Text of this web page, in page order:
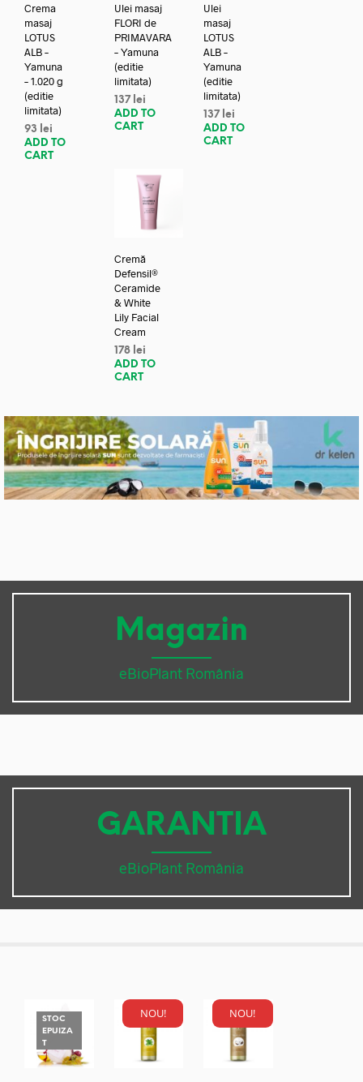
Crema
masaj
LOTUS
ALB –
Yamuna
– 1.020 g
(editie
limitata)
93
lei
ADD TO
CART
Ulei masaj
FLORI de
PRIMAVARA
– Yamuna
(editie
limitata)
137 lei
ADD TO
CART
Ulei
masaj
LOTUS
ALB –
Yamuna
(editie
limitata)
137 lei
ADD TO
CART
Cremă
Defensil®
Ceramide
& White
Lily Facial
Cream
178 lei
ADD TO
CART
Magazin
eBioPlant România
GARANTIA
eBioPlant România
STOC
EPUIZA
T
NOU! NOU!